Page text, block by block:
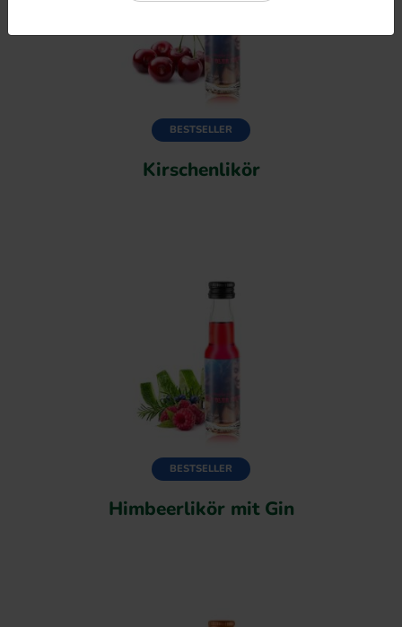
BESTSELLER
Kirschenlikör
BESTSELLER
Himbeerlikör mit Gin